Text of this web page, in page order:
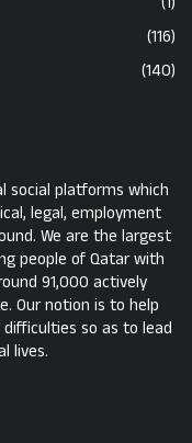
(116)
(140)
social platforms which
legal, employment
We are the largest
people of Qatar with
91,000 actively
Our notion is to help
so as to lead
lives.